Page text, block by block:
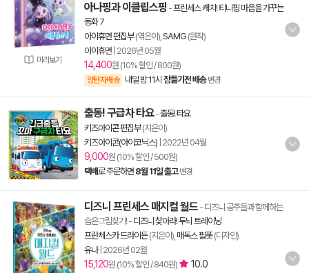
미리보기
아나핑과 이클립스핑 -프린세스 캐치! 티니핑 마음을 가꾸는
동화 7
아이휴먼 편집부(엮은이), SAMG (원작)
아이휴먼 2026년 05월
14,400원 (10% 할인 / 800원)
양탄자배송 내일 밤 11시 잠들기전 배송 변경
출동! 구급차 타요-출동! 타요
키즈아이콘 편집부(지은이)
키즈아이콘(아이코닉스) 2022년 04월
9,000원 (10% 할인 / 500원)
택배로 주문하면 8월 11일 출고 변경
디즈니 프린세스 매지컬 월드 - 디즈니 공주들과 함께하는
숨은그림찾기!- 디즈니 찾아라! 두뇌 트레이닝
프란체스카 드라이든(지은이), 매독스 필폿(디자인)
유나| 2026년 02월
15,120원 (10% 할인 / 840원) 10.0